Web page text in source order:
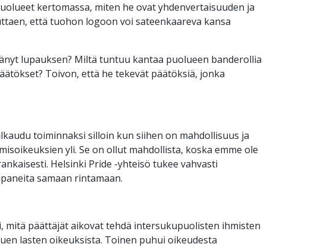
kertomassa, miten he ovat yhdenvertaisuuden ja
että tuohon logoon voi sateenkaareva kansa
lupauksen? Miltä tuntuu kantaa puolueen banderollia
Toivon, että he tekevät päätöksiä, jonka
toiminnaksi silloin kun siihen on mahdollisuus ja
yli. Se on ollut mahdollista, koska emme ole
Helsinki Pride -yhteisö tukee vahvasti
samaan rintamaan.
mitä päättäjät aikovat tehdä intersukupuolisten ihmisten
lasten oikeuksista. Toinen puhui oikeudesta